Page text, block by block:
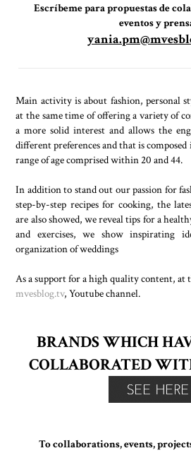
Escríbeme para propuestas de
eventos y
Main activity is about fashion, personal
at the same time of offering a variety of
a more solid interest and allows the
different preferences and that is
range of age comprised within 20 and 44.
In addition to stand out our passion for
step-by-step recipes for cooking, the
are also showed, we reveal tips for a
and exercises, we show inspirating
organization of weddings
As a support for a high quality content, at
mvesblog.tv, Youtube channel.
BRANDS WHICH
COLLABORATED
To collaborations, events,